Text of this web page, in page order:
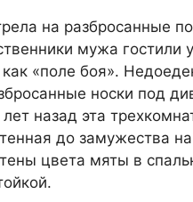
на разбросанные
мужа гостили
«поле боя».
носки под
лет назад эта
до замужества
цвета мяты в